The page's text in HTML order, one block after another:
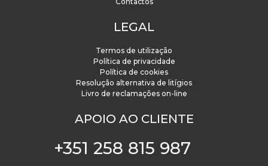
LEGAL
Termos de utilização
Política de privacidade
Política de cookies
Resolução alternativa de litígios
Livro de reclamações on-line
APOIO AO CLIENTE
+351 258 815 987